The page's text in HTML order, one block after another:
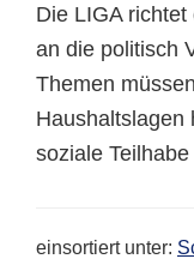
Die LIGA
an die politisch
Themen
Haushaltslagen
soziale
einsortiert unter: